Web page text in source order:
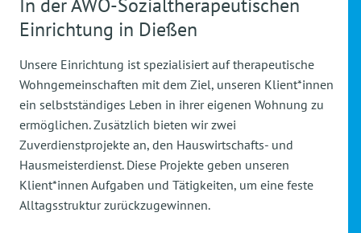
In der AWO-Sozialtherapeutischen
Einrichtung in Dießen
Unsere Einrichtung ist spezialisiert auf therapeutische
Wohngemeinschaften mit dem Ziel, unseren Klient*innen
ein selbstständiges Leben in ihrer eigenen Wohnung zu
ermöglichen. Zusätzlich bieten wir zwei
Zuverdienstprojekte an, den Hauswirtschafts- und
Hausmeisterdienst. Diese Projekte geben unseren
Klient*innen Aufgaben und Tätigkeiten, um eine feste
Alltagsstruktur zurückzugewinnen.